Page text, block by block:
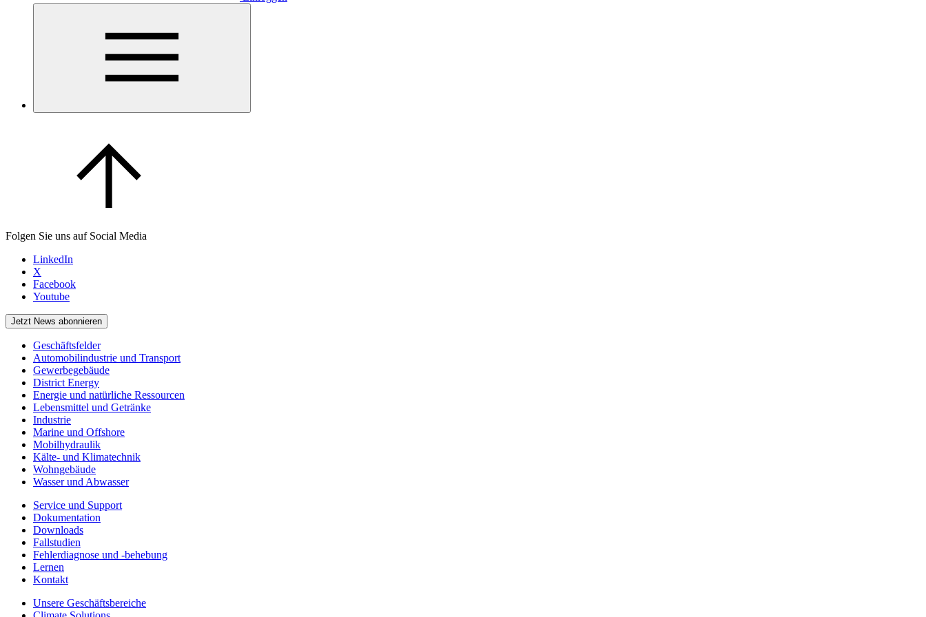
Folgen Sie uns auf Social Media
LinkedIn
X
Facebook
Youtube
Jetzt News abonnieren
Geschäftsfelder
Automobilindustrie und Transport
Gewerbegebäude
District Energy
Energie und natürliche Ressourcen
Lebensmittel und Getränke
Industrie
Marine und Offshore
Mobilhydraulik
Kälte- und Klimatechnik
Wohngebäude
Wasser und Abwasser
Service und Support
Dokumentation
Downloads
Fallstudien
Fehlerdiagnose und -behebung
Lernen
Kontakt
Unsere Geschäftsbereiche